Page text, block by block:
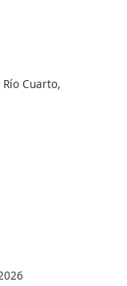
Cuarto,